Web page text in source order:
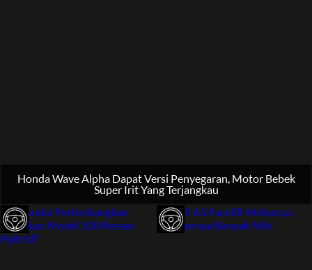
Honda Wave Alpha Dapat Versi Penyegaran, Motor Bebek
Super Irit Yang Terjangkau